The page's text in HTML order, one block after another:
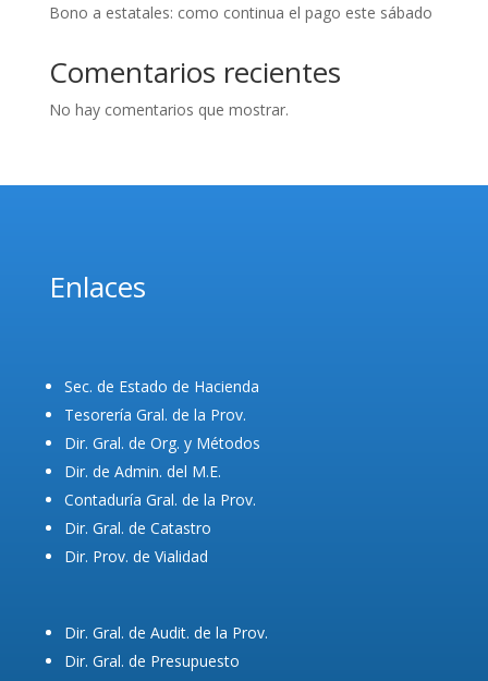
Bono a estatales: como continua el pago este sábado
Comentarios recientes
No hay comentarios que mostrar.
Enlaces
Sec. de Estado de Hacienda
Tesorería Gral. de la Prov.
Dir. Gral. de Org. y Métodos
Dir. de Admin. del M.E.
Contaduría Gral. de la Prov.
Dir. Gral. de Catastro
Dir. Prov. de Vialidad
Dir. Gral. de Audit. de la Prov.
Dir. Gral. de Presupuesto